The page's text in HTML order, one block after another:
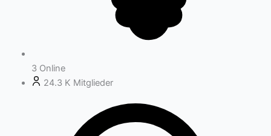
3 Online
24.3 K Mitglieder